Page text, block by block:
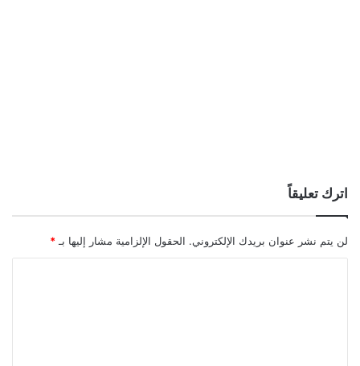
اترك تعليقاً
لن يتم نشر عنوان بريدك الإلكتروني. الحقول الإلزامية مشار إليها بـ *